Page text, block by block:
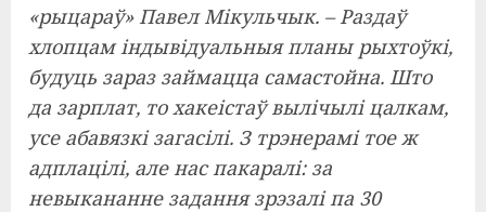
«рыцараў» Павел Мікульчык. – Раздаў
хлопцам індывідуальныя планы рыхтоўкі,
будуць зараз займацца самастойна. Што
да зарплат, то хакеістаў вылічылі цалкам,
усе абавязкі загасілі. З трэнерамі тое ж
адплацілі, але нас пакаралі: за
невыкананне задання зрэзалі па 30